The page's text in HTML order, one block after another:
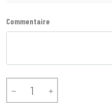
Commentaire
 